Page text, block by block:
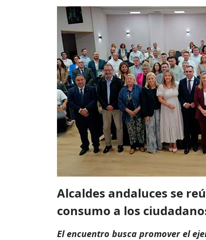
Alcaldes andaluces se
consumo a los
El encuentro busca promover el